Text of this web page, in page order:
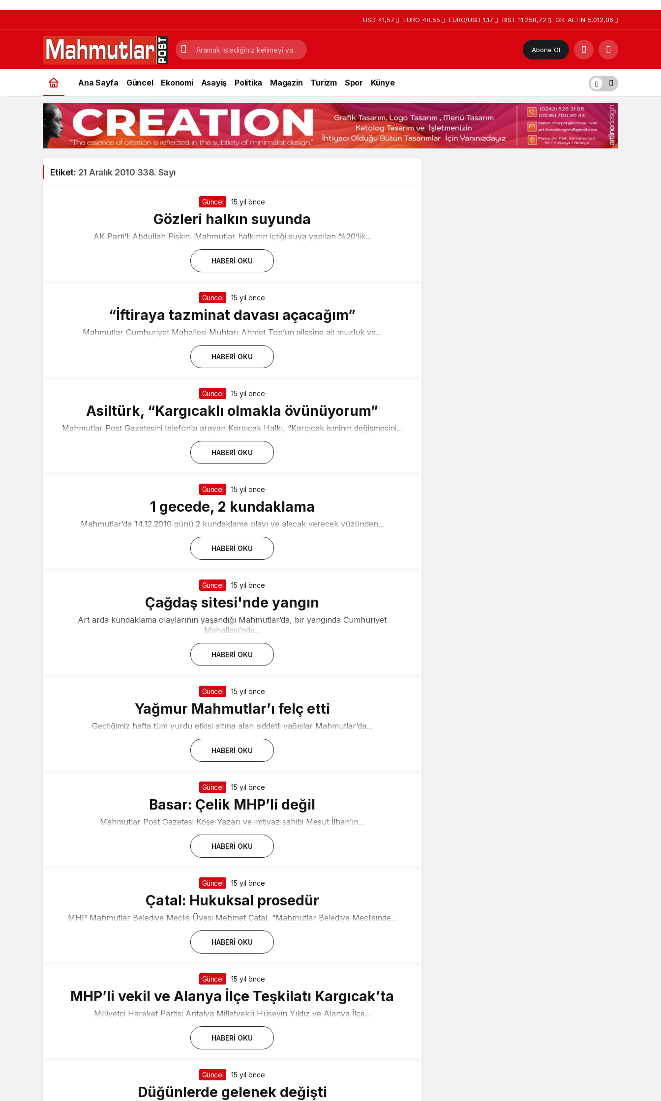
USD 41,57 EURO 48,55 EURO/USD 1,17 BIST 11.258,72 GR. ALTIN 5.012,06
Abone Ol
Ana Sayfa Güncel Ekonomi Asayiş Politika Magazin Turizm Spor Künye
Etiket: 21 Aralık 2010 338. Sayı
Güncel 15 yıl önce
Gözleri halkın suyunda
AK Parti’li Abdullah Pişkin, Mahmutlar halkının içtiği suya yapılan %20’lik...
HABERI OKU
Güncel 15 yıl önce
“İftiraya tazminat davası açacağım”
Mahmutlar Cumhuriyet Mahallesi Muhtarı Ahmet Top’un ailesine ait muzluk ve...
HABERI OKU
Güncel 15 yıl önce
Asiltürk, “Kargıcaklı olmakla övünüyorum”
Mahmutlar Post Gazetesini telefonla arayan Kargıcak Halkı, “Kargıcak isminin değişmesini...
HABERI OKU
Güncel 15 yıl önce
1 gecede, 2 kundaklama
Mahmutlar’da 14.12.2010 günü 2 kundaklama olayı ve alacak verecek yüzünden...
HABERI OKU
Güncel 15 yıl önce
Çağdaş sitesi'nde yangın
Art arda kundaklama olaylarının yaşandığı Mahmutlar’da, bir yangında Cumhuriyet
Mahallesi’nde...
HABERI OKU
Güncel 15 yıl önce
Yağmur Mahmutlar’ı felç etti
Geçtiğimiz hafta tüm yurdu etkisi altına alan şiddetli yağışlar Mahmutlar’da...
HABERI OKU
Güncel 15 yıl önce
Basar: Çelik MHP’li değil
Mahmutlar Post Gazetesi Köşe Yazarı ve imtiyaz sahibi Mesut İlhan’ın...
HABERI OKU
Güncel 15 yıl önce
Çatal: Hukuksal prosedür
MHP Mahmutlar Belediye Meclis Üyesi Mehmet Çatal, “Mahmutlar Belediye Meclisinde...
HABERI OKU
Güncel 15 yıl önce
MHP’li vekil ve Alanya İlçe Teşkilatı Kargıcak’ta
Milliyetçi Hareket Partisi Antalya Milletvekili Hüseyin Yıldız ve Alanya İlçe...
HABERI OKU
Güncel 15 yıl önce
Düğünlerde gelenek değişti